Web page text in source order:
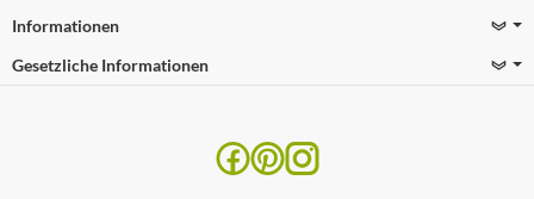
Informationen
Gesetzliche Informationen